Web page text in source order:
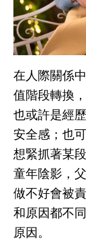
在人際關係
值階段轉換
也或許是經
安全感；也
想緊抓著某
童年陰影，
做不好會被
和原因都不
原因。